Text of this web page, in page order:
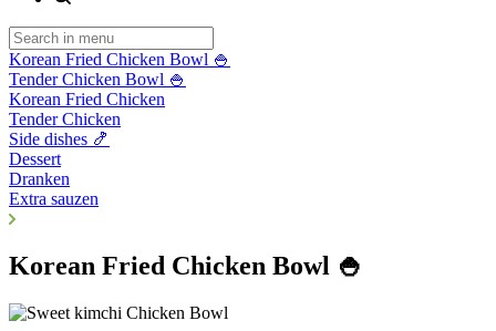
Korean Fried Chicken Bowl 🍚
Tender Chicken Bowl 🍚
Korean Fried Chicken
Tender Chicken
Side dishes 🍤
Dessert
Dranken
Extra sauzen
Korean Fried Chicken Bowl 🍚